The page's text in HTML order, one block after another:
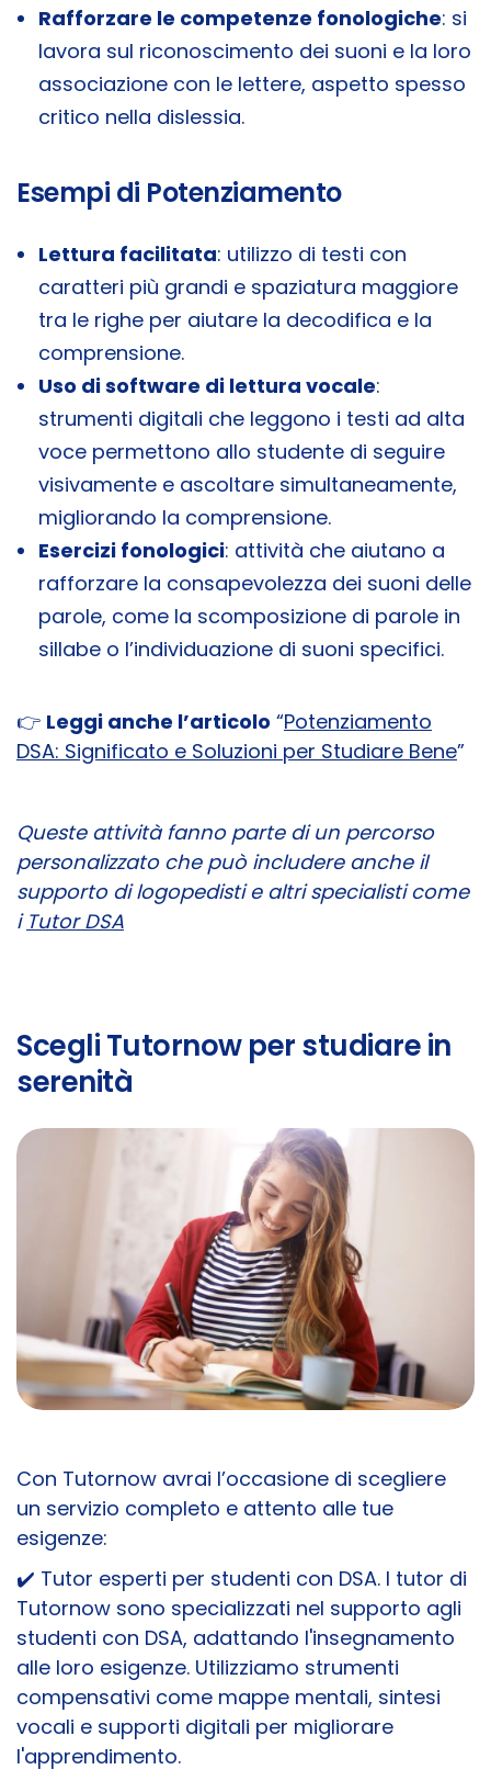
Rafforzare le competenze fonologiche: si
lavora sul riconoscimento dei suoni e la loro
associazione con le lettere, aspetto spesso
critico nella dislessia.
Esempi di Potenziamento
Lettura facilitata: utilizzo di testi con
caratteri più grandi e spaziatura maggiore
tra le righe per aiutare la decodifica e la
comprensione.
Uso di software di lettura vocale:
strumenti digitali che leggono i testi ad alta
voce permettono allo studente di seguire
visivamente e ascoltare simultaneamente,
migliorando la comprensione.
Esercizi fonologici: attività che aiutano a
rafforzare la consapevolezza dei suoni delle
parole, come la scomposizione di parole in
sillabe o l’individuazione di suoni specifici.
👉 Leggi anche l’articolo “Potenziamento
DSA: Significato e Soluzioni per Studiare Bene”
Queste attività fanno parte di un percorso
personalizzato che può includere anche il
supporto di logopedisti e altri specialisti come
i Tutor DSA
Scegli Tutornow per studiare in
serenità
Con Tutornow avrai l’occasione di scegliere
un servizio completo e attento alle tue
esigenze:
✔️ Tutor esperti per studenti con DSA. I tutor di
Tutornow sono specializzati nel supporto agli
studenti con DSA, adattando l'insegnamento
alle loro esigenze. Utilizziamo strumenti
compensativi come mappe mentali, sintesi
vocali e supporti digitali per migliorare
l'apprendimento.